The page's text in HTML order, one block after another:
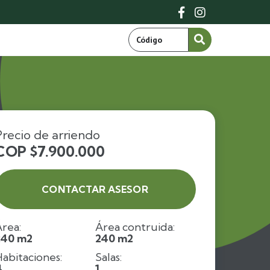
 
de arriendo
$7.900.000
CONTACTAR ASESOR
m2
Área contruida:
240 m2
Salas: